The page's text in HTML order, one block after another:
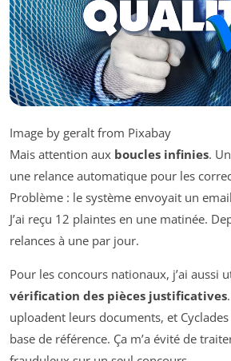
Image by geralt from Pixabay
Mais attention aux boucles infinies.
une relance automatique pour les
Problème : le système envoyait un
J’ai reçu 12 plaintes en une matinée.
relances à une par jour.
Pour les concours nationaux, j’ai aussi
vérification des pièces justificatives
uploadent leurs documents, et
base de référence. Ça m’a évité de